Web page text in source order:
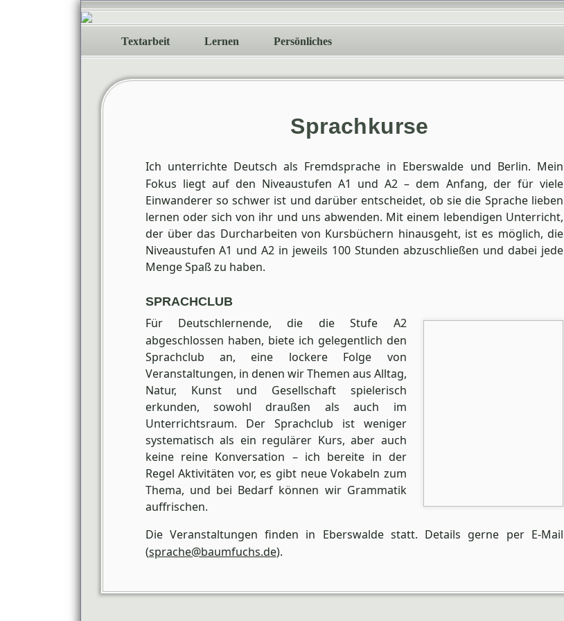
Textarbeit Lernen Persönliches
Sprachkurse
Ich unterrichte Deutsch als Fremdsprache in Eberswalde und Berlin. Mein
Fokus liegt auf den Niveaustufen A1 und A2 – dem Anfang, der für viele
Einwanderer so schwer ist und darüber entscheidet, ob sie die Sprache lieben
lernen oder sich von ihr und uns abwenden. Mit einem lebendigen Unterricht,
der über das Durcharbeiten von Kursbüchern hinausgeht, ist es möglich, die
Niveaustufen A1 und A2 in jeweils 100 Stunden abzuschließen und dabei jede
Menge Spaß zu haben.
SPRACHCLUB
Für Deutschlernende, die die Stufe A2
abgeschlossen haben, biete ich gelegentlich den
Sprachclub an, eine lockere Folge von
Veranstaltungen, in denen wir Themen aus Alltag,
Natur, Kunst und Gesellschaft spielerisch
erkunden, sowohl draußen als auch im
Unterrichtsraum. Der Sprachclub ist weniger
systematisch als ein regulärer Kurs, aber auch
keine reine Konversation – ich bereite in der
Regel Aktivitäten vor, es gibt neue Vokabeln zum
Thema, und bei Bedarf können wir Grammatik
auffrischen.
Die Veranstaltungen finden in Eberswalde statt. Details gerne per E-Mail
(sprache@baumfuchs.de).